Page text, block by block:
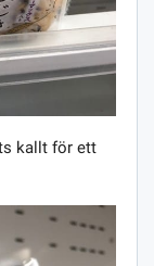
kallt för ett